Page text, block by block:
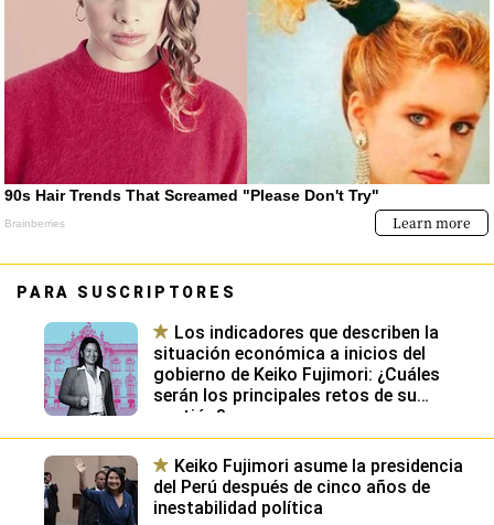
PARA SUSCRIPTORES
Los indicadores que describen la
situación económica a inicios del
gobierno de Keiko Fujimori: ¿Cuáles
serán los principales retos de su
gestión?
Keiko Fujimori asume la presidencia
del Perú después de cinco años de
inestabilidad política